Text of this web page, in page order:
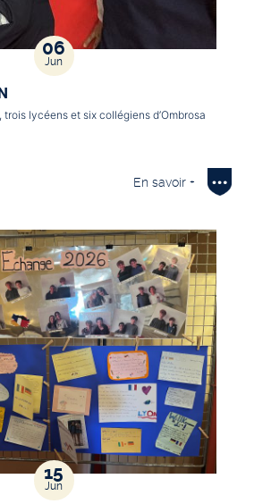
06
Jun
trois lycéens et six collégiens d’Ombrosa
En savoir +
15
Jun